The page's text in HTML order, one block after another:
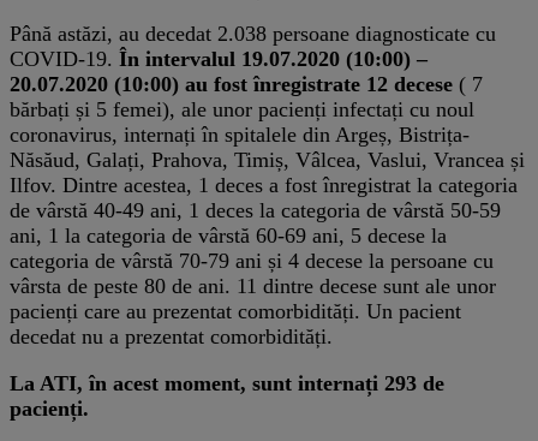
Până astăzi, au decedat 2.038 persoane diagnosticate cu
COVID-19. În intervalul 19.07.2020 (10:00) –
20.07.2020 (10:00) au fost înregistrate 12 decese ( 7
bărbați și 5 femei), ale unor pacienți infectați cu noul
coronavirus, internați în spitalele din Argeș, Bistrița-
Năsăud, Galați, Prahova, Timiș, Vâlcea, Vaslui, Vrancea și
Ilfov. Dintre acestea, 1 deces a fost înregistrat la categoria
de vârstă 40-49 ani, 1 deces la categoria de vârstă 50-59
ani, 1 la categoria de vârstă 60-69 ani, 5 decese la
categoria de vârstă 70-79 ani și 4 decese la persoane cu
vârsta de peste 80 de ani. 11 dintre decese sunt ale unor
pacienți care au prezentat comorbidități. Un pacient
decedat nu a prezentat comorbidități.
La ATI, în acest moment, sunt internați 293 de
pacienți.